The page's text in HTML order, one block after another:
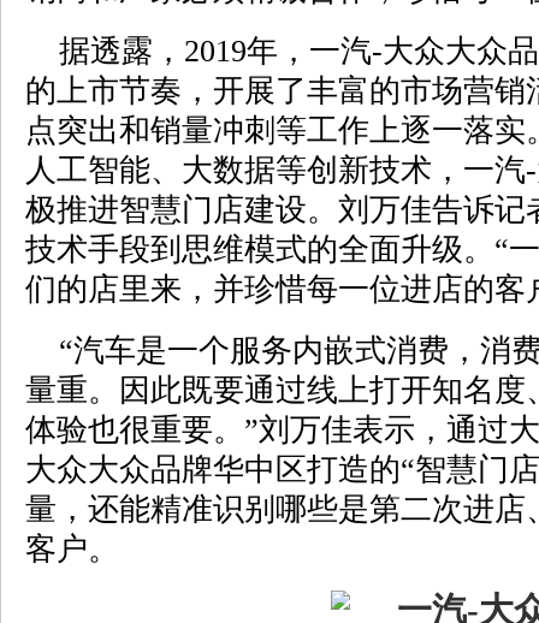
据透露，2019年，一汽-大众大众
的上市节奏，开展了丰富的市场营
点突出和销量冲刺等工作上逐一落
人工智能、大数据等创新技术，一
极推进智慧门店建设。刘万佳告诉
技术手段到思维模式的全面升级。“
们的店里来，并珍惜每一位进店的客
“汽车是一个服务内嵌式消费，消
量重。因此既要通过线上打开知名
体验也很重要。”刘万佳表示，通过
大众大众品牌华中区打造的“智慧门
量，还能精准识别哪些是第二次进
客户。